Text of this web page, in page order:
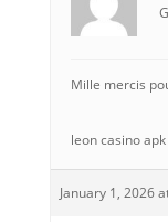
Mille mercis
leon casino apk
January 1, 2026